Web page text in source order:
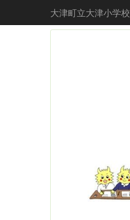
大津町立大津小学校